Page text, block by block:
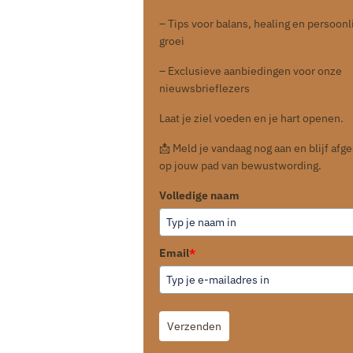
– Tips voor balans, healing en
groei
– Exclusieve aanbiedingen voor onze
nieuwsbrieflezers
Laat je ziel voeden en je hart openen.
📩 Meld je vandaag nog aan en blijf
op jouw pad van bewustwording.
Volledige naam
Email*
Verzenden